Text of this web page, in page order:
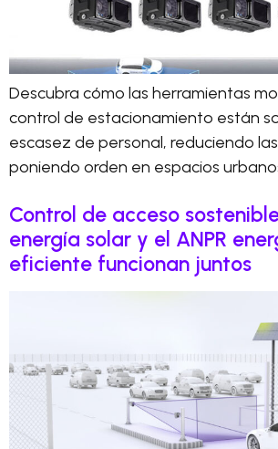
Descubra cómo las herramientas
control de estacionamiento están
escasez de personal, reduciendo
poniendo orden en espacios
Control de acceso
energía solar y el ANPR
eficiente funcionan juntos